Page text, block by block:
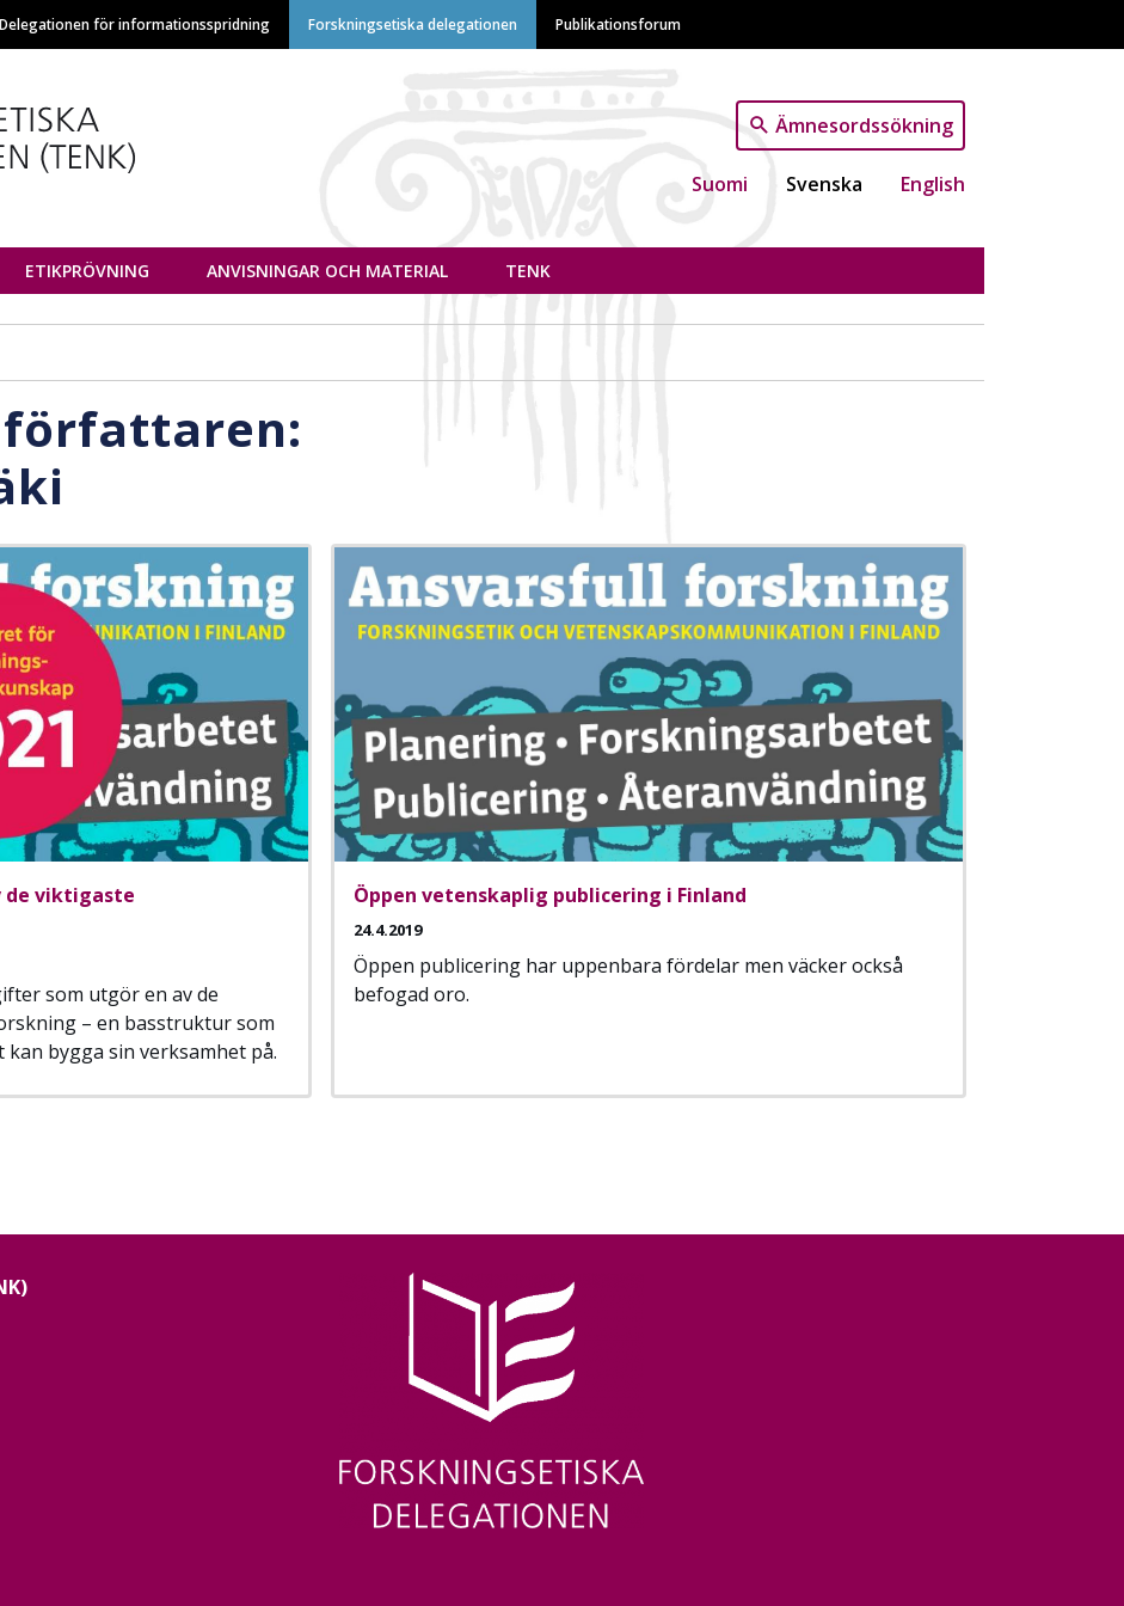
Hoppa
till
Delegationen för informationsspridning Forskningsetiska delegationen Publikationsforum
Ämnesordssökning
Suomi Svenska English
neuvottelukunta
ETIKPRÖVNING ANVISNINGAR OCH MATERIAL TENK
de viktigaste
som utgör en av de
– en basstruktur som
bygga sin verksamhet på.
Öppen vetenskaplig publicering i Finland
24.4.2019
Öppen publicering har uppenbara fördelar men väcker också
befogad oro.